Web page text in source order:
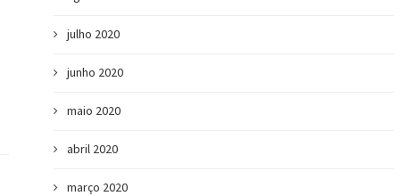
Intraempreendedorismo: o que é e por
julho 2020
junho 2020
maio 2020
abril 2020
março 2020